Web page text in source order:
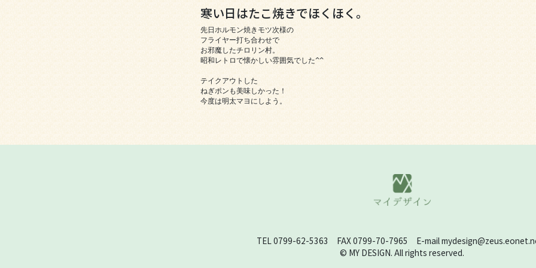
寒い日はたこ焼きでほくほく。
先日ホルモン焼きモツ次様の
フライヤー打ち合わせで
お邪魔したチロリン村。
昭和レトロで懐かしい雰囲気でした^^
テイクアウトした
ねぎポンも美味しかった！
今度は明太マヨにしよう。
TEL 0799-62-5363 FAX 0799-70-7965 E-mail
© MY DESIGN. All rights reserved.